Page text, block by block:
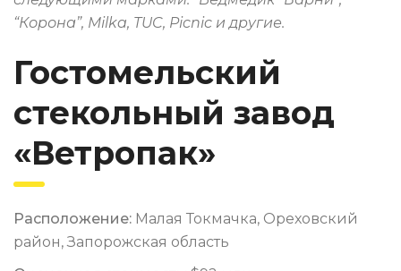
“Корона”, Milka, TUC, Picnic и другие.
Гостомельский
стекольный завод
«Ветропак»
Расположение: Малая Токмачка, Ореховский
район, Запорожская область